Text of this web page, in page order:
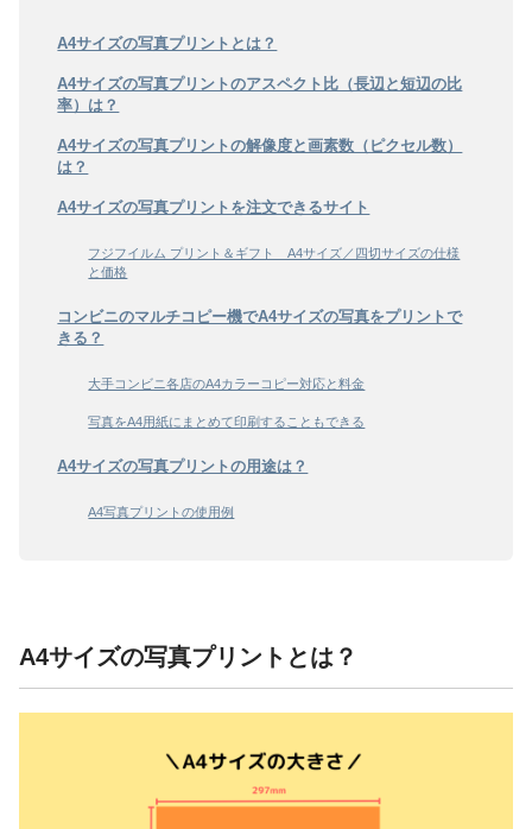
A4サイズの写真プリントとは？
A4サイズの写真プリントのアスペクト比（長辺と短辺の比
率）は？
A4サイズの写真プリントの解像度と画素数（ピクセル数）
は？
A4サイズの写真プリントを注文できるサイト
フジフイルム プリント＆ギフト A4サイズ／四切サイズの仕様
と価格
コンビニのマルチコピー機でA4サイズの写真をプリントで
きる？
大手コンビニ各店のA4カラーコピー対応と料金
写真をA4用紙にまとめて印刷することもできる
A4サイズの写真プリントの用途は？
A4写真プリントの使用例
A4サイズの写真プリントとは？